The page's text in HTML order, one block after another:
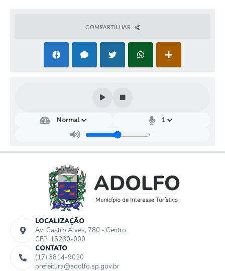
COMPARTILHAR
LOCALIZAÇÃO
Av: Castro Alves, 780 - Centro
CEP: 15230-000
CONTATO
(17) 3814-9020
prefeitura@adolfo.sp.gov.br